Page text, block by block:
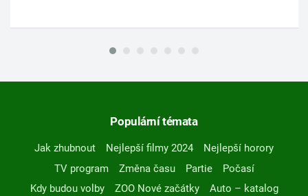
Populární témata
Jak zhubnout Nejlepší filmy 2024
Nejlepší horory
TV program
Změna času Partie
Počasí
Kdy budou volby
ZOO Nové začátky
Auto – katalog